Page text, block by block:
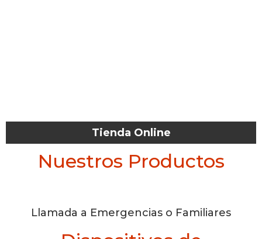
Tienda Online
Nuestros Productos
Llamada a Emergencias o Familiares